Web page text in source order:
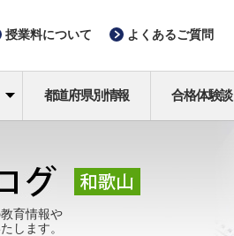
授業料について よくあるご質問
都道府県別情報 合格体験談
育情報や
します。